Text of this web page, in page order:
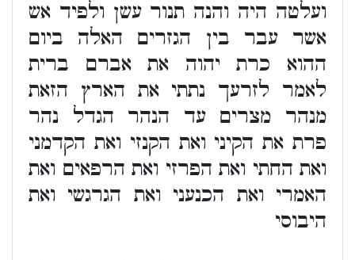
ועלטה היה והנה תנור עשן ולפיד אש
אשר עבר בין הגזרים האלה ביום
ההוא כרת יהוה את אברם ברית
לאמר לזרעך נתתי את הארץ הזאת
מנהר מצרים עד הנהר הגדל נהר
פרת את הקיני ואת הקנזי ואת הקדמני
ואת החתי ואת הפרזי ואת הרפאים ואת
האמרי ואת הכנעני ואת הגרגשי ואת
היבוסי